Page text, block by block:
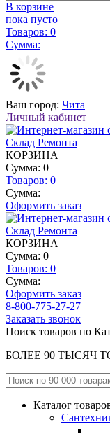
В корзине
пока пусто
Товаров: 0
Сумма:
Ваш город: Чита
Личный кабинет
КОРЗИНА
Сумма: 0
Товаров: 0
Сумма:
Оформить заказ
КОРЗИНА
Сумма: 0
Товаров: 0
Сумма:
Оформить заказ
8-800-775-27-27
Заказать звонок
Поиск товаров по
БОЛЕЕ 90 ТЫСЯЧ
Каталог